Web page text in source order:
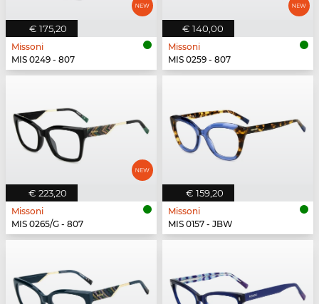
€ 175,20
Missoni
MIS 0249 - 807
€ 140,00
Missoni
MIS 0259 - 807
€ 223,20
Missoni
MIS 0265/G - 807
€ 159,20
Missoni
MIS 0157 - JBW